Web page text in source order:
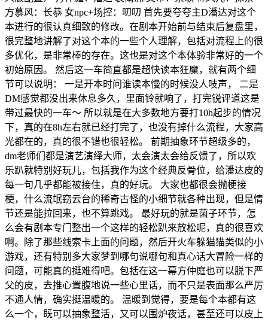
方慕风：长恭 女npc+场控：叨叨 首先要夸夸主D潘达对这个
本进行的很认真细致的修改。在剧本开始前与结束后复盘里，
很完整地讲解了对这个本的一些个人理解，包括对流程上的很
多优化，是非常棒的存在。这也是对这个本体验非常好的一个
初始原因。 然后这一车简直都是超快读本狂魔，就有两个细
节可以说明： 一是开本时问谁读本慢的时候没人吱声， 二是
DM感觉都没出来休息多久，里面铃就响了，打完锐评道这是
带过最快的一车～ 所以就是在大多数地方要打10h起步的情况
下，真的在8h左右就已经打完了，也没有掉什么流程，大家高
光都在的，真的很不错也很轻松。 前期抽象环节超级多的，
dm老师们都是演艺演绎大师，太会演太会给反馈了，所以欢
乐趴就特别好玩儿，包括我作为这个经典反骨位，给潘达皮的
每一句几乎都能被接住，真的好玩。 大家也都很会抛梗接
梗，什么流氓窃云台的稀奇古怪的小细节就各种出现，但是情
节还是能拉回来，也不算跳戏。 最好玩的就是菌子环节，怎
么会有剧本专门整出一个这样的轻松趴来放松呢，真的很喜欢
啊。除了那些线索卡上面的问题，然后开火车躲猫猫类似的小
游戏，还有特别多大家梦到哪句说哪句和真心话大冒险一样的
问题，可能真的挺难得吧。包括在这一幕方仲庭也可以脱下严
父的皮，去推心置腹地说一些心里话，而不只是表面那么严厉
不通人情，确实挺温暖的。 温暖到觉得，要是每个本都有这
么一个，既可以抽象整活，又可以围炉夜话，甚至还可以皮上